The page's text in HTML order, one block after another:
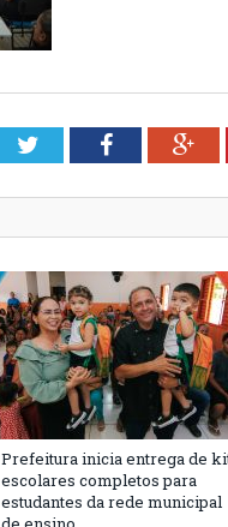
TwitterFacebook
Prefeitura inicia entrega de
escolares completos para
estudantes da rede municipal